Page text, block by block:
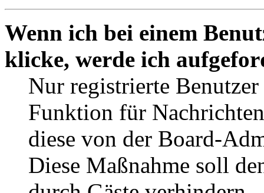
Wenn ich bei einem
klicke, werde ich
Nur registrierte
Funktion für
diese von der Board-
Diese Maßnahme soll